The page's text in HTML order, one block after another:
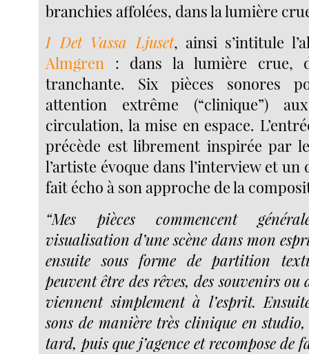
branchies affolées, dans la lumière
I Det Vassa Ljuset, ainsi s’intitule
Almgren : dans la lumière crue,
tranchante. Six pièces sonores
attention extrême (“clinique”)
circulation, la mise en espace.
précède est librement inspirée par
l’artiste évoque dans l’interview et un
fait écho à son approche de la
“Mes pièces commencent
visualisation d’une scène dans mon
ensuite sous forme de partition
peuvent être des rêves, des souvenirs ou
viennent simplement à l’esprit.
sons de manière très clinique en
tard, puis que j’agence et recompose de